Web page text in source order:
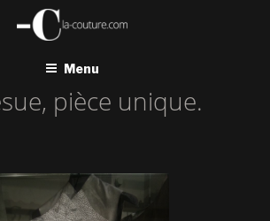
Menu
pièce unique.